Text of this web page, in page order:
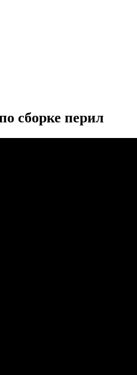
сборке перил